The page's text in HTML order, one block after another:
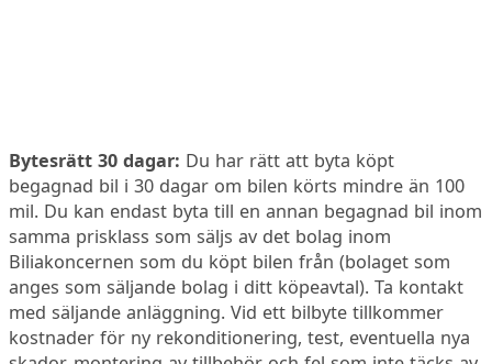
Bytesrätt 30 dagar: Du har rätt att byta köpt
begagnad bil i 30 dagar om bilen körts mindre än 100
mil. Du kan endast byta till en annan begagnad bil inom
samma prisklass som säljs av det bolag inom
Biliakoncernen som du köpt bilen från (bolaget som
anges som säljande bolag i ditt köpeavtal). Ta kontakt
med säljande anläggning. Vid ett bilbyte tillkommer
kostnader för ny rekonditionering, test, eventuella nya